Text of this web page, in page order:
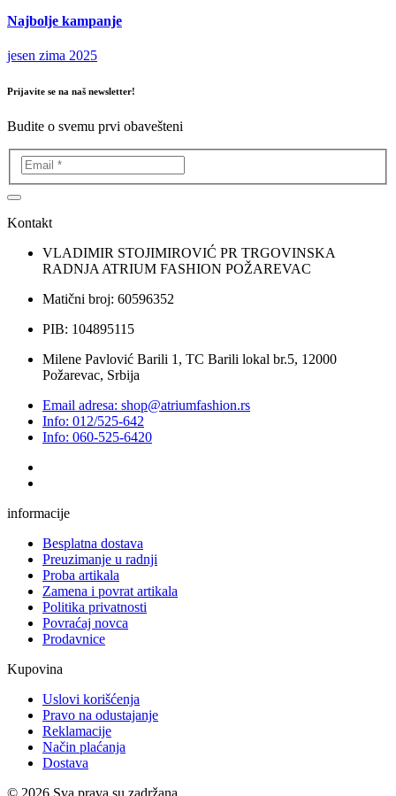
Najbolje kampanje
jesen zima 2025
Prijavite se na naš newsletter!
Budite o svemu prvi obavešteni
Kontakt
VLADIMIR STOJIMIROVIĆ PR TRGOVINSKA
RADNJA ATRIUM FASHION POŽAREVAC
Matični broj: 60596352
PIB: 104895115
Milene Pavlović Barili 1, TC Barili lokal br.5, 12000
Požarevac, Srbija
Email adresa: shop@atriumfashion.rs
Info: 012/525-642
Info: 060-525-6420
informacije
Besplatna dostava
Preuzimanje u radnji
Proba artikala
Zamena i povrat artikala
Politika privatnosti
Povraćaj novca
Prodavnice
Kupovina
Uslovi korišćenja
Pravo na odustajanje
Reklamacije
Način plaćanja
Dostava
© 2026 Sva prava su zadržana.